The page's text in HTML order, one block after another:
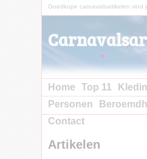
Goedkope carnavalsartikelen vind
Home Top 11
Personen
Contact
Artikelen